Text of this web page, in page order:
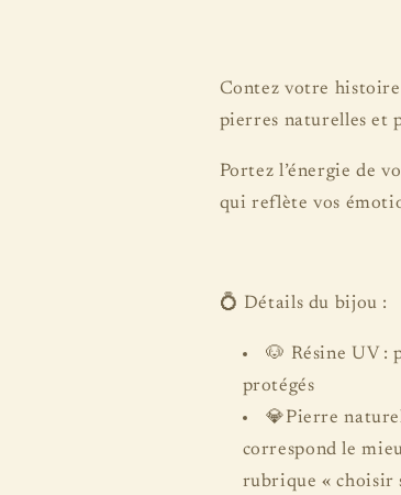
Contez votre histoire
pierres naturelles et
Portez l’énergie de
qui reflète vos
💍 Détails du bijou :
🐶 Résine UV :
protégés
💎Pierre
correspond le
rubrique « choisir